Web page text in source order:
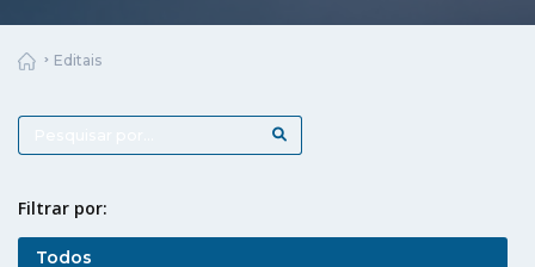
Editais
Filtrar por:
Todos